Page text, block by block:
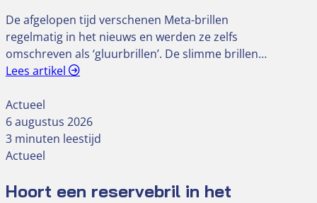
De afgelopen tijd verschenen Meta-brillen
regelmatig in het nieuws en werden ze zelfs
omschreven als ‘gluurbrillen’. De slimme brillen…
Lees artikel
Actueel
6 augustus 2026
3 minuten leestijd
Actueel
Hoort een reservebril in het